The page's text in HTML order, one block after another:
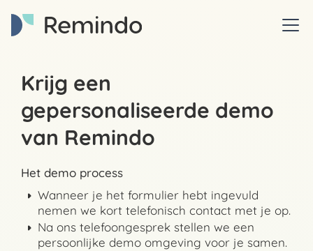
Krijg een
gepersonaliseerde demo
van Remindo
Het demo process
Wanneer je het formulier hebt ingevuld
nemen we kort telefonisch contact met je op.
Na ons telefoongesprek stellen we een
persoonlijke demo omgeving voor je samen.